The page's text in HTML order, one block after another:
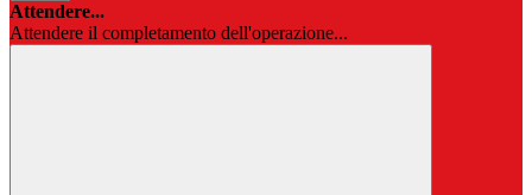
Attendere...
Attendere il completamento dell'operazione...